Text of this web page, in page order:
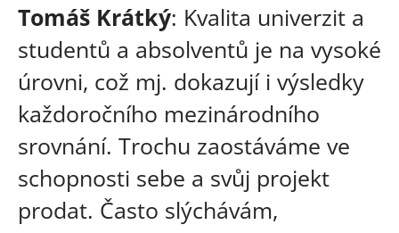
Tomáš Krátký: Kvalita univerzit a
studentů a absolventů je na vysoké
úrovni, což mj. dokazují i výsledky
každoročního mezinárodního
srovnání. Trochu zaostáváme ve
schopnosti sebe a svůj projekt
prodat. Často slýchávám,